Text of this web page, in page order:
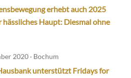
erhebt auch 2025
hässliches Haupt: Diesmal ohne
2020 · Bochum
unterstützt Fridays for